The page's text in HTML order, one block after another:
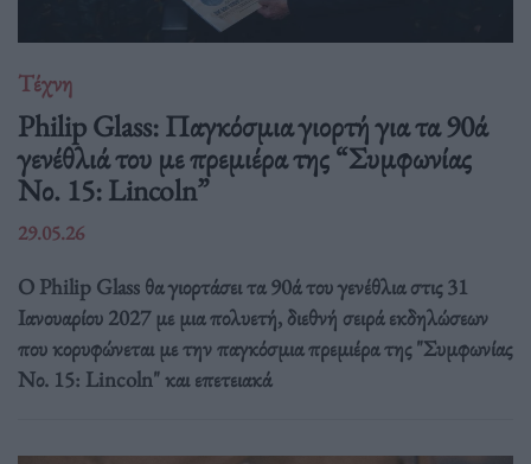
Τέχνη
Philip Glass: Παγκόσμια γιορτή για τα 90ά
γενέθλιά του με πρεμιέρα της “Συμφωνίας
Νο. 15: Lincoln”
29.05.26
Ο Philip Glass θα γιορτάσει τα 90ά του γενέθλια στις 31
Ιανουαρίου 2027 με μια πολυετή, διεθνή σειρά εκδηλώσεων
που κορυφώνεται με την παγκόσμια πρεμιέρα της "Συμφωνίας
Νο. 15: Lincoln" και επετειακά